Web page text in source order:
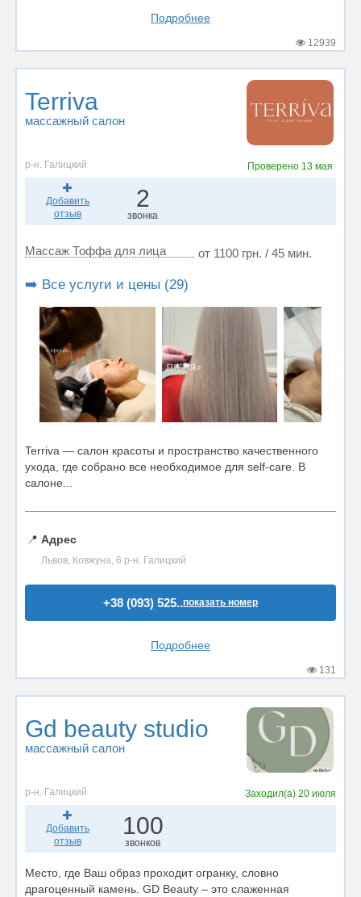
Подробнее
12939
Terriva
массажный салон
р-н. Галицкий Проверено 13 мая
Добавить
отзыв
2
звонка
Массаж Тоффа для лица от 1100 грн. / 45 мин.
➡️ Все услуги и цены (29)
Terriva — салон красоты и пространство качественного
ухода, где собрано все необходимое для self-care. В
салоне...
📍 Адрес
Львов, Ковжуна, 6 р-н. Галицкий
+38 (093) 525..показать номер
Подробнее
131
Gd beauty studio
массажный салон
р-н. Галицкий Заходил(а) 20 июля
Добавить
отзыв
100
звонков
Место, где Ваш образ проходит огранку, словно
драгоценный камень. GD Beauty – это слаженная